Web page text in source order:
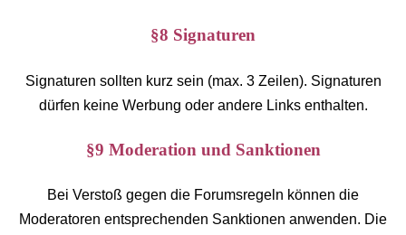
§8 Signaturen
Signaturen sollten kurz sein (max. 3 Zeilen). Signaturen
dürfen keine Werbung oder andere Links enthalten.
§9 Moderation und Sanktionen
Bei Verstoß gegen die Forumsregeln können die
Moderatoren entsprechenden Sanktionen anwenden. Die